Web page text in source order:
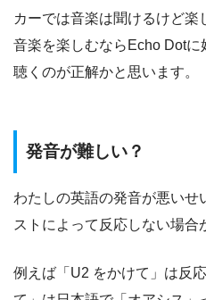
カーでは音楽は聞けるけど楽
音楽を楽しむならEcho Dot
聴くのが正解かと思います。
発音が難しい？
わたしの英語の発音が悪いせ
ストによって反応しない場合
例えば「U2 をかけて」は反